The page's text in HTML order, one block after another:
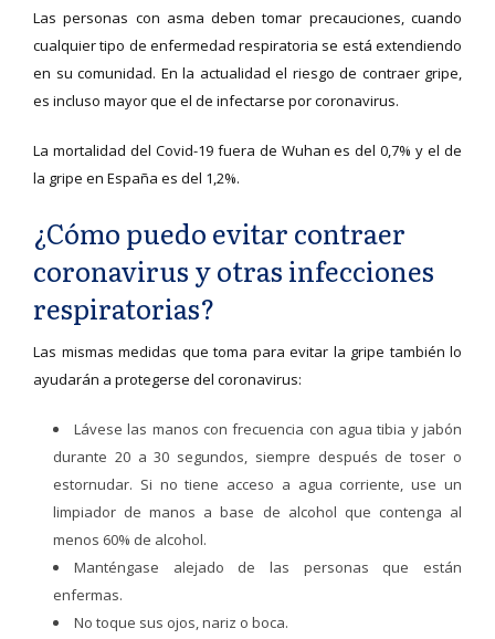
Las personas con asma deben tomar precauciones, cuando
cualquier tipo de enfermedad respiratoria se está extendiendo
en su comunidad. En la actualidad el riesgo de contraer gripe,
es incluso mayor que el de infectarse por coronavirus.
La mortalidad del Covid-19 fuera de Wuhan es del 0,7% y el de
la gripe en España es del 1,2%.
¿Cómo puedo evitar contraer
coronavirus y otras infecciones
respiratorias?
Las mismas medidas que toma para evitar la gripe también lo
ayudarán a protegerse del coronavirus:
Lávese las manos con frecuencia con agua tibia y jabón
durante 20 a 30 segundos, siempre después de toser o
estornudar. Si no tiene acceso a agua corriente, use un
limpiador de manos a base de alcohol que contenga al
menos 60% de alcohol.
Manténgase alejado de las personas que están
enfermas.
No toque sus ojos, nariz o boca.